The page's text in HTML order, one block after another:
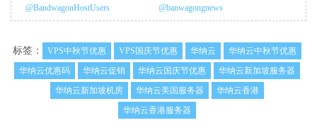
@BandwagonHostUsers
@banwagongnews
标签： VPS中秋节优惠 VPS国庆节优惠 华纳云
华纳云中秋节优惠
华纳云优惠码
华纳云促销 华纳云国庆节优惠
华纳云新加坡服务器
华纳云新加坡机房
华纳云美国服务器
华纳云香港
华纳云香港服务器